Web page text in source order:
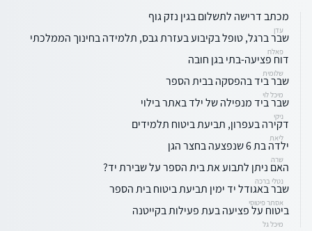
מכתב דרישה לתשלום בגין נזק גוף
עדן
שבר ברגל, טופל בקיבוע בעזרת גבס, תלמידה בחינוך הממלכתי
פאלח
דוח פציעה-בתי בגן חובה
שלומית
שבר ביד בהפסקה בבית הספר
מיכל לוי
שבר ביד מנפילה של ילד באתר בילוי
ניקי
דקירה בעפרון, תביעת ביטוח תלמידים
ליאת
ילדה בת 6 שנפצעה בחצר הגן
שרה
האם ניתן לתבוע את בית הספר על שבירת יד?
נטלי ברכה
שבר באגודל יד ימין תביעת ביטוח בית הספר
אסתר פיטוסי
ביטוח על פציעה בעת פעילות בקייטנה
מיכל גל